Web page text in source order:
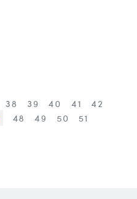
38 39 40 41
42
48 49 50
51